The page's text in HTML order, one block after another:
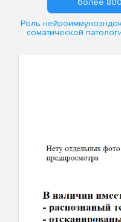
более
Роль
соматической